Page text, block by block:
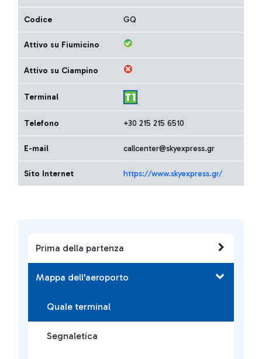
Prima della partenza
Mappa dell'aeroporto
Quale terminal
Segnaletica
Codice GQ
Attivo su Fiumicino
Attivo su Ciampino
Terminal
Telefono +30 215 215 6510
E-mail callcenter@skyexpress.gr
Sito Internet https://www.skyexpress.gr/